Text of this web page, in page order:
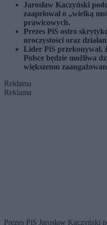
Jarosław Kaczyński
zaapelował o „wielką
prawicowych.
Prezes PiS ostro
uroczystości oraz
Lider PiS przekonywał,
Polsce będzie możliwa
większemu
Reklama
Reklama
Prezes PiS Jarosław Kaczyński